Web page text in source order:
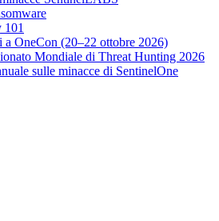
101
a OneCon (20–22 ottobre 2026)
Mondiale di Threat Hunting 2026
sulle minacce di SentinelOne